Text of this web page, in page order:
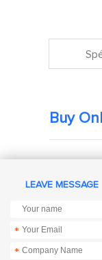
Buy
LEAVE MESSAGE
*
*